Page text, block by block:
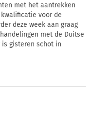
met het aantrekken
voor de
deze week aan graag
met de Duitse
gisteren schot in